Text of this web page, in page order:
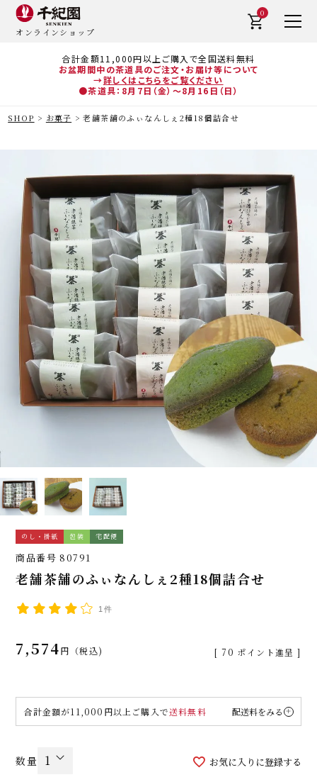
合計金額11,000円以上ご購入で全国送料無料
お盆期間中の茶道具のご注文・お届け等について
→詳しくはこちらをご覧ください
●茶道具：8月7日（金）～8月16日（日）
オンラインショップ
0
SHOP お菓子 老舗茶舗のふぃなんしぇ2種18個詰合せ
のし・掛紙 包装 宅配便
商品番号 80791
老舗茶舗のふぃなんしぇ2種18個詰合せ
1件
7,574 税込 [ 70 ポイント進呈 ]
合計金額が11,000円以上ご購入で送料無料 配送料をみる
お気に入りに登録する